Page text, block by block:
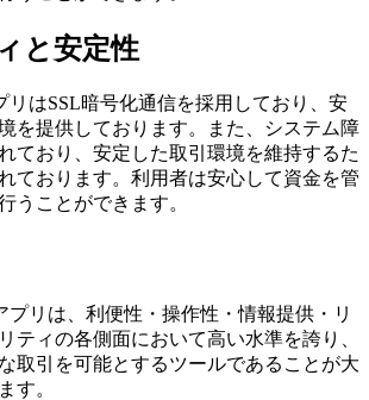
と安定性
リはSSL暗号化通信を採用しており、安
を提供しております。また、システム障
ており、安定した取引環境を維持するた
ております。利用者は安心して資金を管
うことができます。
プリは、利便性・操作性・情報提供・リ
ティの各側面において高い水準を誇り、
取引を可能とするツールであることが大
す。